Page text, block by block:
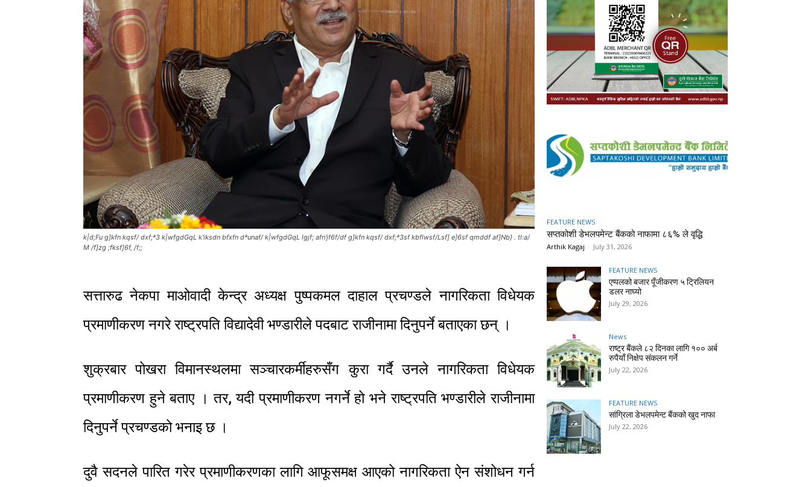
k|d;Fu g]kfn kqsf/ dxf;ª3 k|wfgdGqL k'iksdn bfxfn dªunaf/ k|wfgdGqL lgjf; afn'jf6f/df g]kfn kqsf/ dxf;ª3sf kbflwsf/Lsf] e]6sf qmddf af]Nb} . tl:a/
M /f]zg ;fksf]6f, /f;;
सत्तारुढ नेकपा माओवादी केन्द्र अध्यक्ष पुष्पकमल दाहाल प्रचण्डले नागरिकता विधेयक
प्रमाणीकरण नगरे राष्ट्रपति विद्यादेवी भण्डारीले पदबाट राजीनामा दिनुपर्ने बताएका छन् ।
शुक्रबार पोखरा विमानस्थलमा सञ्चारकर्मीहरुसँग कुरा गर्दै उनले नागरिकता विधेयक
प्रमाणीकरण हुने बताए । तर, यदी प्रमाणीकरण नगर्ने हो भने राष्ट्रपति भण्डारीले राजीनामा
दिनुपर्ने प्रचण्डको भनाइ छ ।
दुवै सदनले पारित गरेर प्रमाणीकरणका लागि आफूसमक्ष आएको नागरिकता ऐन संशोधन गर्न
FEATURE NEWS
सप्तकोशी डेभलपमेन्ट बैंकको नाफामा ८६% ले वृद्धि
Arthik Kagaj - July 31, 2026
FEATURE NEWS
एप्पलको बजार पूँजीकरण ५ ट्रिलियन
डलर नाघ्यो
July 29, 2026
News
राष्ट्र बैंकले ८२ दिनका लागि १०० अर्ब
रुपैयाँ निक्षेप संकलन गर्ने
July 22, 2026
FEATURE NEWS
सांग्रिला डेभलपमेन्ट बैंकको खुद नाफा
July 22, 2026